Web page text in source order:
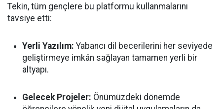
Tekin, tüm gençlere bu platformu kullanmalarını
tavsiye etti:
Yerli Yazılım: Yabancı dil becerilerini her seviyede
geliştirmeye imkân sağlayan tamamen yerli bir
altyapı.
Gelecek Projeler: Önümüzdeki dönemde